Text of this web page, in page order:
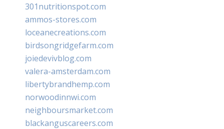
301nutritionspot.com
ammos-stores.com
loceanecreations.com
birdsongridgefarm.com
joiedevivblog.com
valera-amsterdam.com
libertybrandhemp.com
norwoodinnwi.com
neighboursmarket.com
blackanguscareers.com